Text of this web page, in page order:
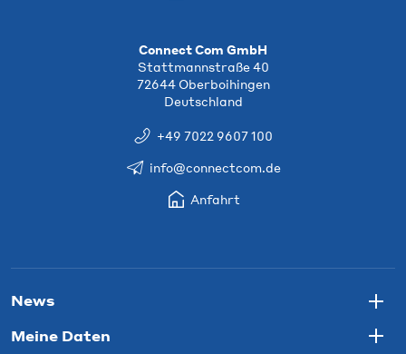
Connect Com GmbH
Stattmannstraße 40
72644 Oberboihingen
Deutschland
+49 7022 9607 100
info@connectcom.de
Anfahrt
News
Meine Daten